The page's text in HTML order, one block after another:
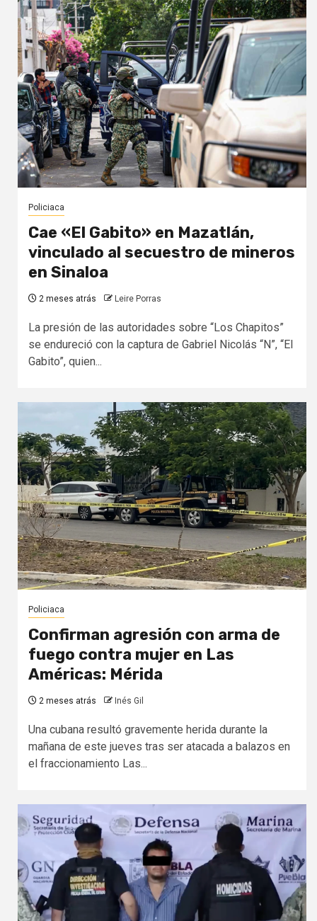
Policiaca
Cae «El Gabito» en Mazatlán,
vinculado al secuestro de mineros
en Sinaloa
2 meses atrás Leire Porras
La presión de las autoridades sobre “Los Chapitos”
se endureció con la captura de Gabriel Nicolás “N”, “El
Gabito”, quien...
Policiaca
Confirman agresión con arma de
fuego contra mujer en Las
Américas: Mérida
2 meses atrás Inés Gil
Una cubana resultó gravemente herida durante la
mañana de este jueves tras ser atacada a balazos en
el fraccionamiento Las...